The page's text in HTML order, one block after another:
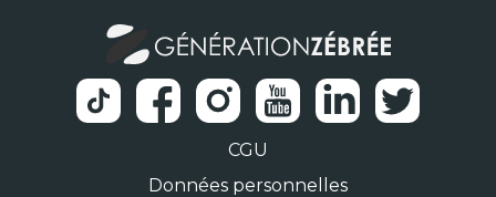
CGU
Données personnelles